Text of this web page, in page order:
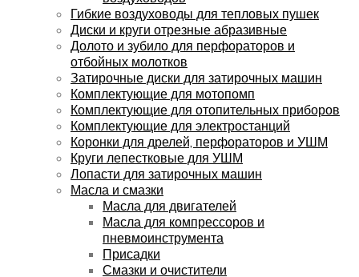
Гибкие воздуховоды для тепловых пушек
Диски и круги отрезные абразивные
Долото и зубило для перфораторов и
отбойных молотков
Затирочные диски для затирочных машин
Комплектующие для мотопомп
Комплектующие для отопительных приборов
Комплектующие для электростанций
Коронки для дрелей, перфораторов и УШМ
Круги лепестковые для УШМ
Лопасти для затирочных машин
Масла и смазки
Масла для двигателей
Масла для компрессоров и
пневмоинструмента
Присадки
Смазки и очистители